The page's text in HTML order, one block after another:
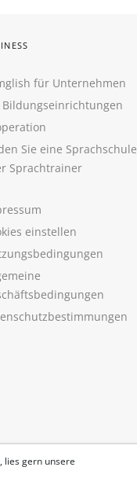
lies gern unsere
für Unternehmen
Bildungseinrichtungen
Sie eine Sprachschule
Sprachtrainer
einstellen